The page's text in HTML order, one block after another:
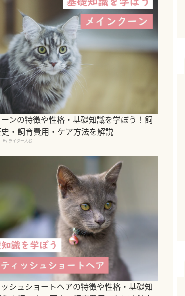
ンの特徴や性格・基礎知識を学ぼう！飼
・飼育費用・ケア方法を解説
By ライター大谷
シュショートヘアの特徴や性格・基礎知